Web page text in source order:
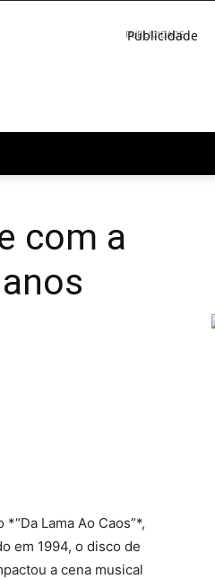
PUBLICIDADE
com a
Lama Ao Caos”*,
em 1994, o disco de
a cena musical